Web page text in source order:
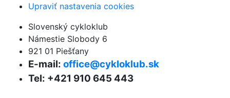
Upraviť nastavenia cookies
Slovenský cykloklub
Námestie Slobody 6
921 01 Piešťany
E-mail: office@cykloklub.sk
Tel: +421 910 645 443